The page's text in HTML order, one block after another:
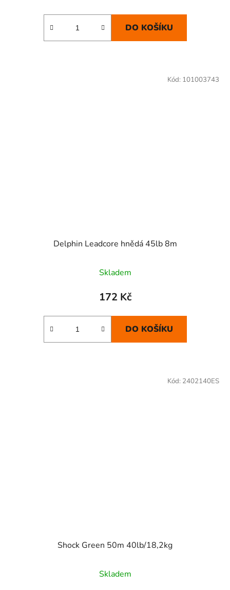
DO KOŠÍKU
Delphin Leadcore hnědá 45lb 8m
Skladem
172 Kč
DO KOŠÍKU
Kód: 101003743
Shock Green 50m 40lb/18,2kg
Skladem
Kód: 2402140ES